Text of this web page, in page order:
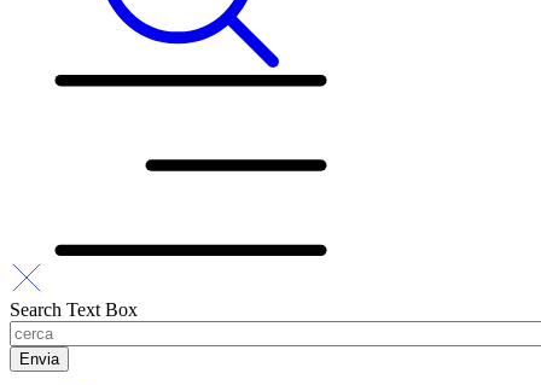
Search Text Box